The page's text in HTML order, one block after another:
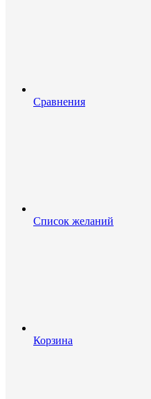
Сравнения
Список желаний
Корзина